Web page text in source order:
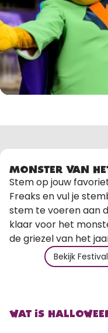
MONSTER VAN
Stem op jouw
Freaks en vul je
stem te voeren aan
klaar voor het
de griezel van het
Bekijk
WAT IS